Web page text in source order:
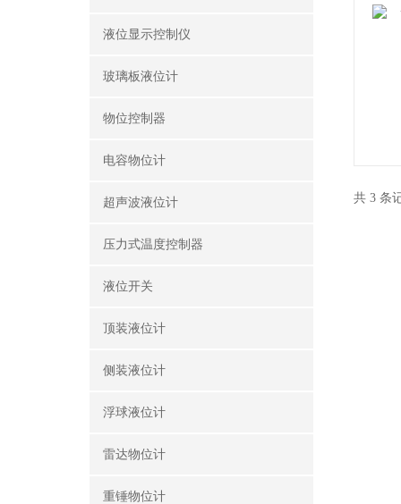
液位显示控制仪
玻璃板液位计
物位控制器
电容物位计
超声波液位计
压力式温度控制器
液位开关
顶装液位计
侧装液位计
浮球液位计
雷达物位计
重锤物位计
共 3 条